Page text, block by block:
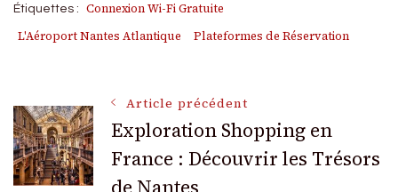
Étiquettes :
Connexion Wi-Fi Gratuite
L'Aéroport Nantes Atlantique
Plateformes de Réservation
Navigation
des
Article précédent
Exploration Shopping en
France : Découvrir les Trésors